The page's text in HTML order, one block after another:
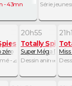
- 43mn Série
zéro
- 25mn
20h55
Totally Spies
Super Méga
Dessin animé -
Miss